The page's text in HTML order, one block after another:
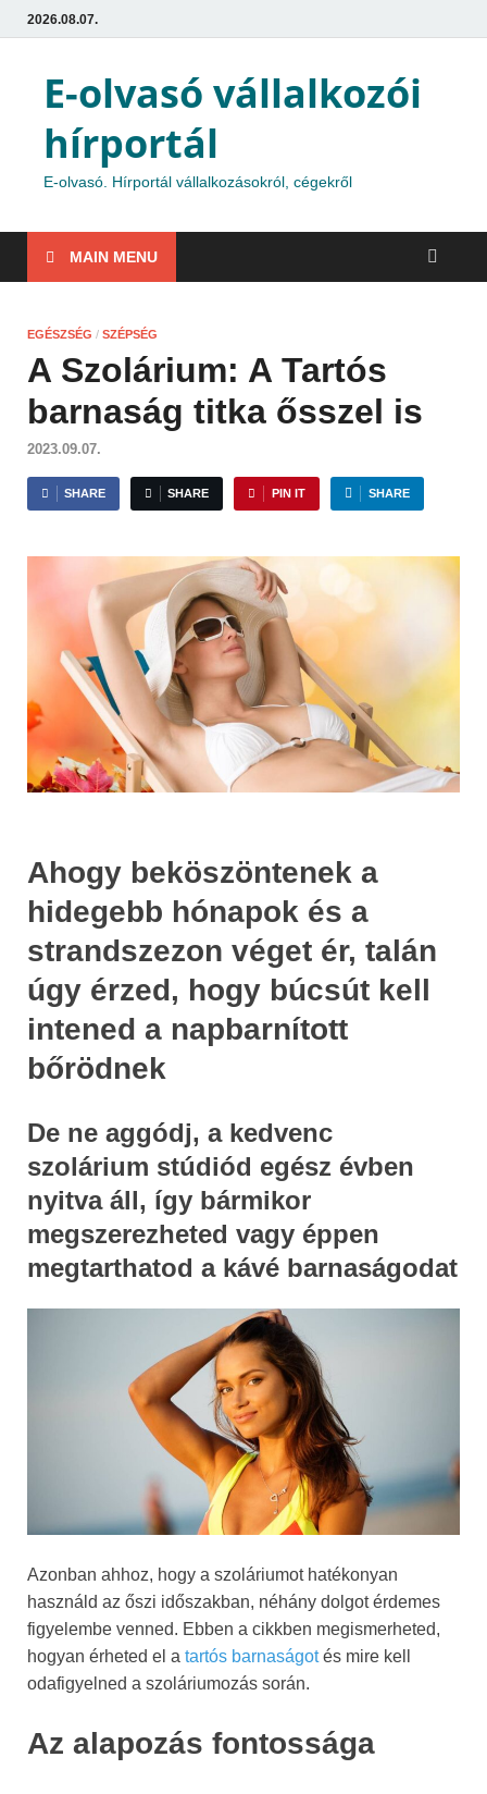
2026.08.07.
E-olvasó vállalkozói
hírportál
E-olvasó. Hírportál vállalkozásokról, cégekről
MAIN MENU
EGÉSZSÉG / SZÉPSÉG
A Szolárium: A Tartós
barnaság titka ősszel is
2023.09.07.
SHARE SHARE PIN IT SHARE
Ahogy beköszöntenek a
hidegebb hónapok és a
strandszezon véget ér, talán
úgy érzed, hogy búcsút kell
intened a napbarnított
bőrödnek
De ne aggódj, a kedvenc
szolárium stúdiód egész évben
nyitva áll, így bármikor
megszerezheted vagy éppen
megtarthatod a kávé barnaságodat
Azonban ahhoz, hogy a szoláriumot hatékonyan
használd az őszi időszakban, néhány dolgot érdemes
figyelembe venned. Ebben a cikkben megismerheted,
hogyan érheted el a tartós barnaságotés mire kell
odafigyelned a szoláriumozás során.
Az alapozás fontossága